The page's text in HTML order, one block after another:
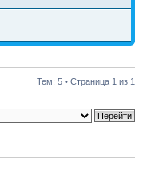
Тем: 5 • Страница 1 из 1